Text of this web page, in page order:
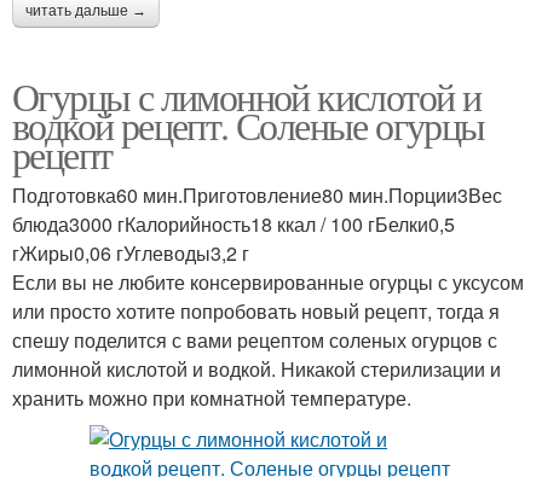
читать дальше →
Огурцы с лимонной кислотой и
водкой рецепт. Соленые огурцы
рецепт
Подготовка60 мин.Приготовление80 мин.Порции3Вес
блюда3000 гКалорийность18 ккал / 100 гБелки0,5
гЖиры0,06 гУглеводы3,2 г
Если вы не любите консервированные огурцы с уксусом
или просто хотите попробовать новый рецепт, тогда я
спешу поделится с вами рецептом соленых огурцов с
лимонной кислотой и водкой. Никакой стерилизации и
хранить можно при комнатной температуре.